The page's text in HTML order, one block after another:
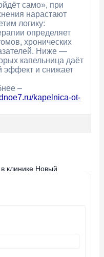
само», при
нарастают
логику:
определяет
хронических
Ниже —
капельница даёт
эффект и снижает
–
kapelnica-ot-
клинике Новый